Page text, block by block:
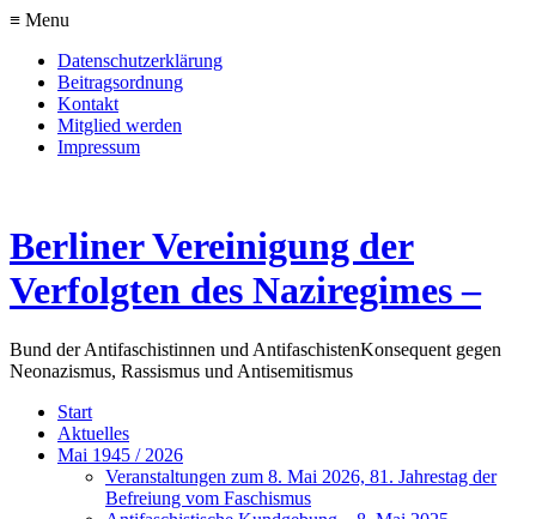
≡ Menu
Datenschutzerklärung
Beitragsordnung
Kontakt
Mitglied werden
Impressum
Berliner Vereinigung der
Verfolgten des Naziregimes –
Bund der Antifaschistinnen und AntifaschistenKonsequent gegen
Neonazismus, Rassismus und Antisemitismus
Start
Aktuelles
Mai 1945 / 2026
Veranstaltungen zum 8. Mai 2026, 81. Jahrestag der
Befreiung vom Faschismus